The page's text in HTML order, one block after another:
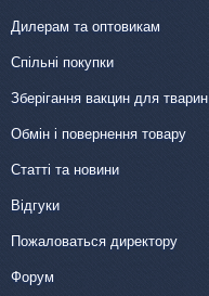
Дилерам та оптовикам
Спільні покупки
Зберігання вакцин для тварин
Обмін і повернення товару
Статті та новини
Відгуки
Пожаловаться директору
Форум